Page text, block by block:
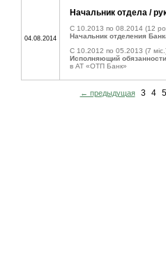
04.08.2014
Начальник отдела /
C 10.2013 по 08.2014 (12
Начальник отделения
C 10.2012 по 05.2013 (7
Исполняющий
в АТ «ОТП Банк»
← предыдущая 3 4 5